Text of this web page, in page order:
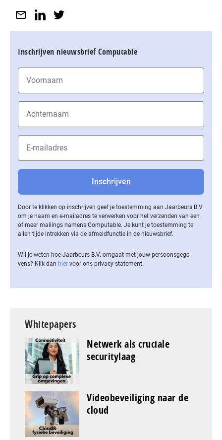
Inschrijven nieuwsbrief Computable
Door te klikken op inschrijven geef je toestemming aan Jaarbeurs B.V.
om je naam en e-mailadres te verwerken voor het verzenden van een
of meer mailings namens Computable. Je kunt je toestemming te
allen tijde intrekken via de af­meld­func­tie in de nieuwsbrief.
Wil je weten hoe Jaarbeurs B.V. omgaat met jouw per­soons­ge­ge­
vens? Klik dan hier voor ons privacy statement.
Whitepapers
Netwerk als cruciale
securitylaag
Videobeveiliging naar de
cloud